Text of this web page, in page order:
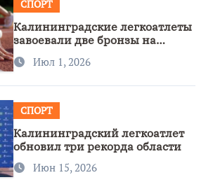
СПОРТ
Калининградские легкоатлеты
завоевали две бронзы на
первенстве России
Июл 1, 2026
СПОРТ
Калининградский легкоатлет
обновил три рекорда области
Июн 15, 2026